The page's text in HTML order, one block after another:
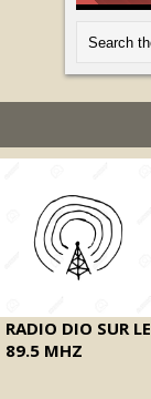
RADIO DIO SUR LE
89.5 MHZ